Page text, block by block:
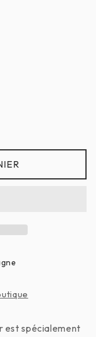
est spécialement